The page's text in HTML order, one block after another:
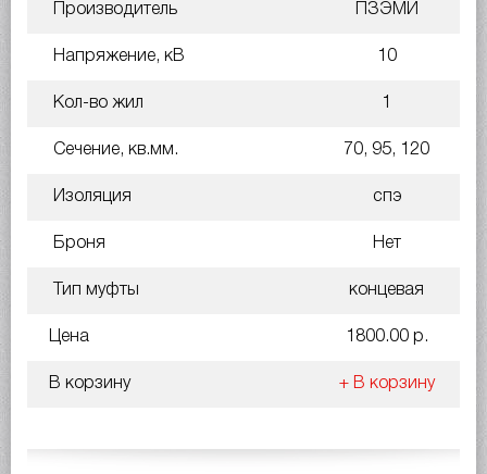
Производитель ПЗЭМИ
Напряжение, кВ 10
Кол-во жил 1
Сечение, кв.мм. 70, 95, 120
Изоляция спэ
Броня Нет
Тип муфты концевая
Цена 1800.00 р.
В корзину + В корзину